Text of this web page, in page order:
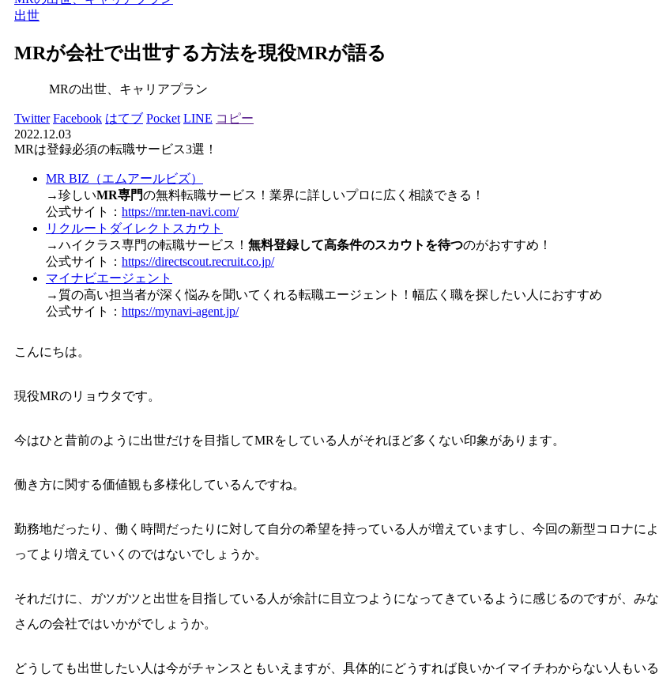
出世
MRが会社で出世する方法を現役MRが語る
MRの出世、キャリアプラン
Twitter Facebook はてブ Pocket LINE コピー
2022.12.03
MRは登録必須の転職サービス3選！
MR BIZ（エムアールビズ）
→珍しいMR専門の無料転職サービス！業界に詳しいプロに広く相談できる！
公式サイト： https://mr.ten-navi.com/
リクルートダイレクトスカウト
→ハイクラス専門の転職サービス！ 無料登録して高条件のスカウトを待つのがおすすめ！
公式サイト： https://directscout.recruit.co.jp/
マイナビエージェント
→質の高い担当者が深く悩みを聞いてくれる転職エージェント！幅広く職を探したい人におすすめ
公式サイト： https://mynavi-agent.jp/
こんにちは。
現役MRのリョウタです。
今はひと昔前のように出世だけを目指してMRをしている人がそれほど多くない印象があります。
働き方に関する価値観も多様化しているんですね。
勤務地だったり、働く時間だったりに対して自分の希望を持っている人が増えていますし、今回の新型コロナによ
ってより増えていくのではないでしょうか。
それだけに、ガツガツと出世を目指している人が余計に目立つようになってきているように感じるのですが、みな
さんの会社ではいかがでしょうか。
どうしても出世したい人は今がチャンスともいえますが、具体的にどうすれば良いかイマイチわからない人もいる